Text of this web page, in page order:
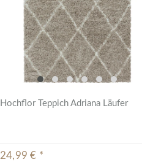
Hochflor Teppich Adriana Läufer
24,99 € *